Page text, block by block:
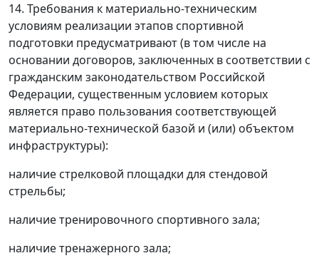
14. Требования к материально-техническим
условиям реализации этапов спортивной
подготовки предусматривают (в том числе на
основании договоров, заключенных в соответствии с
гражданским законодательством Российской
Федерации, существенным условием которых
является право пользования соответствующей
материально-технической базой и (или) объектом
инфраструктуры):
наличие стрелковой площадки для стендовой
стрельбы;
наличие тренировочного спортивного зала;
наличие тренажерного зала;